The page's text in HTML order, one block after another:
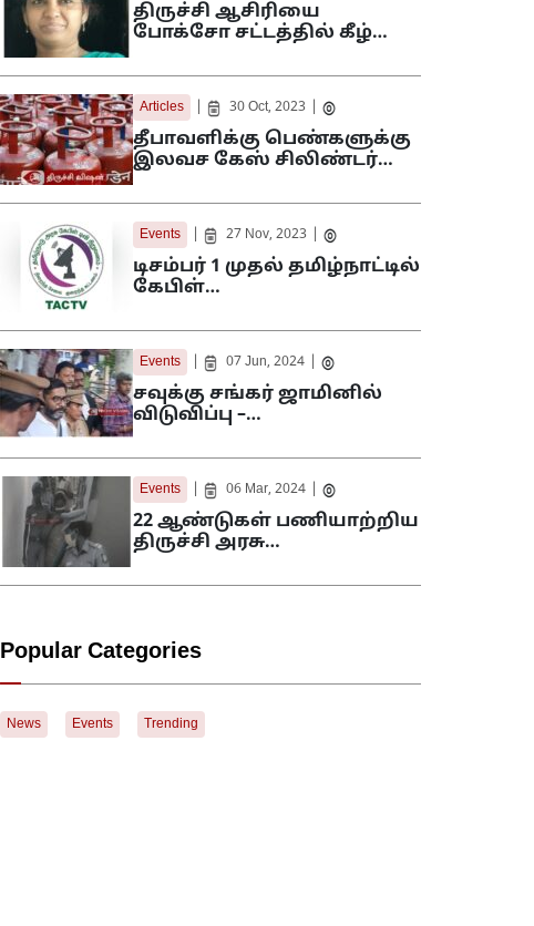
திருச்சி ஆசிரியை
போக்சோ சட்டத்தில் கீழ்…
Articles 30 Oct, 2023
தீபாவளிக்கு பெண்களுக்கு
இலவச கேஸ் சிலிண்டர்…
Events 27 Nov, 2023
டிசம்பர் 1 முதல் தமிழ்நாட்டில்
கேபிள்…
Events 07 Jun, 2024
சவுக்கு சங்கர் ஜாமினில்
விடுவிப்பு –…
Events 06 Mar, 2024
22 ஆண்டுகள் பணியாற்றிய
திருச்சி அரசு…
Popular Categories
News Events Trending